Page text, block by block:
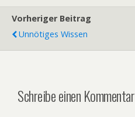
Vorheriger Beitrag
Unnötiges Wissen
Schreibe einen Kommentar